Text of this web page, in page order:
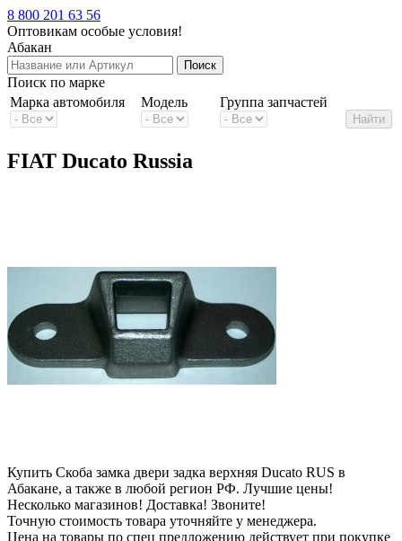
8 800 201 63 56
Оптовикам особые условия!
Абакан
Поиск по марке
Марка автомобиля
Модель Группа запчастей
FIAT Ducato Russia
Купить Скоба замка двери задка верхняя Ducato RUS в
Абакане, а также в любой регион РФ. Лучшие цены!
Несколько магазинов! Доставка! Звоните!
Точную стоимость товара уточняйте у менеджера.
Цена на товары по спец предложению действует при покупке